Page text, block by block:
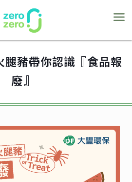
腿豬帶你認識『食品報
廢』